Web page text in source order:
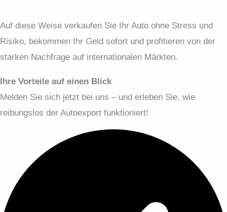
Auf diese Weise verkaufen Sie Ihr Auto ohne Stress und
Risiko, bekommen Ihr Geld sofort und profitieren von der
starken Nachfrage auf internationalen Märkten.
Ihre Vorteile auf einen Blick
Melden Sie sich jetzt bei uns – und erleben Sie, wie
reibungslos der Autoexport funktioniert!